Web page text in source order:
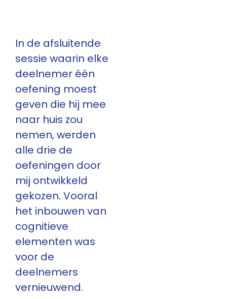
In de afsluitende
sessie waarin elke
deelnemer één
oefening moest
geven die hij mee
naar huis zou
nemen, werden
alle drie de
oefeningen door
mij ontwikkeld
gekozen. Vooral
het inbouwen van
cognitieve
elementen was
voor de
deelnemers
vernieuwend.